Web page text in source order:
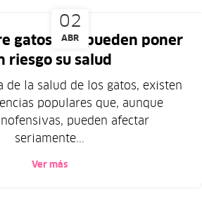
02
ABR
gatos que pueden poner
riesgo su salud
de la salud de los gatos, existen
populares que, aunque
pueden afectar
seriamente...
Ver más